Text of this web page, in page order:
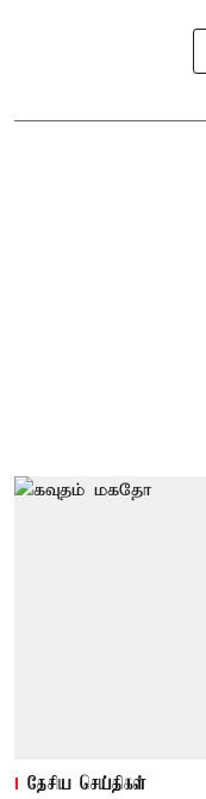
தேசிய செய்திகள்